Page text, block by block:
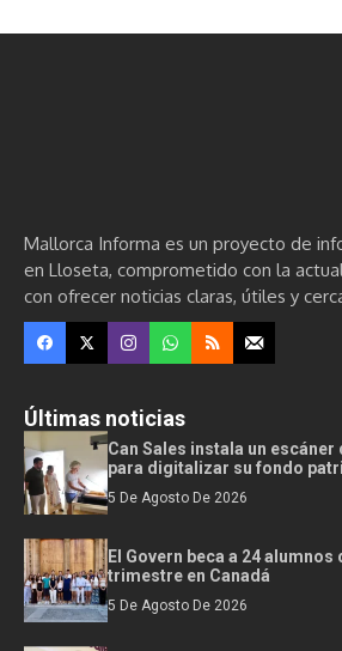
Mallorca Informa es un proyecto de
en Lloseta, comprometido con la
con ofrecer noticias claras, útiles y
Últimas noticias
Can Sales instala un
para digitalizar su fondo
5 De Agosto De 2026
El Govern beca a 24 alumnos
trimestre en Canadá
5 De Agosto De 2026